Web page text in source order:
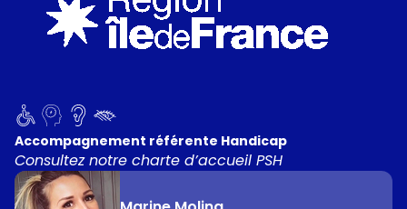
Accompagnement référente Handicap
Consultez notre charte d’accueil PSH